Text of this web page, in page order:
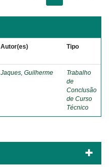
Autor(es) Tipo
Jaques, Guilherme
Trabalho
de
Conclusão
de Curso
Técnico